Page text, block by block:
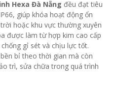
Hexa Đà Nẵng đều đạt tiêu
giúp khóa hoạt động ổn
hoặc khu vực thường xuyên
được làm từ hợp kim cao cấp
gỉ sét và chịu lực tốt.
bỉ theo thời gian mà còn
trì, sửa chữa trong quá trình